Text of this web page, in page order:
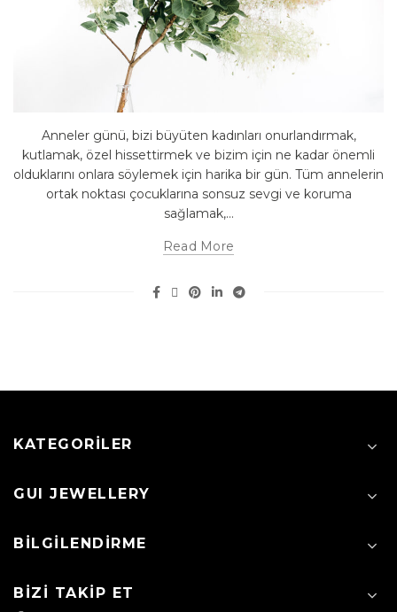
Anneler günü, bizi büyüten kadınları onurlandırmak,
kutlamak, özel hissettirmek ve bizim için ne kadar önemli
olduklarını onlara söylemek için harika bir gün. Tüm annelerin
ortak noktası çocuklarına sonsuz sevgi ve koruma
sağlamak,...
Read More
KATEGORILER
GUI JEWELLERY
BILGILENDIRME
BIZI TAKIP ET